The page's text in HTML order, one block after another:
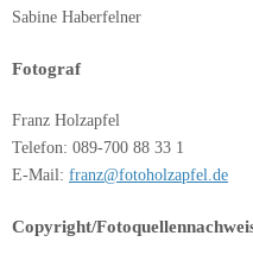
Sabine Haberfelner
Fotograf
Franz Holzapfel
Telefon: 089-700 88 33 1
E-Mail: franz@fotoholzapfel.de
Copyright/